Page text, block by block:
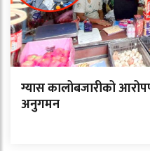
ग्यास कालोबजारीको
अनुगमन